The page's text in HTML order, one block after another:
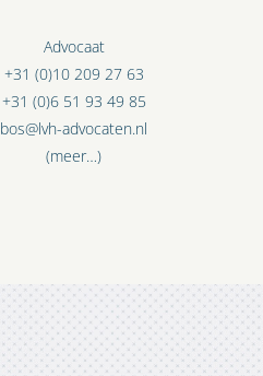
Advocaat
+31 (0)10 209 27 63
+31 (0)6 51 93 49 85
bos@lvh-advocaten.nl
(meer…)